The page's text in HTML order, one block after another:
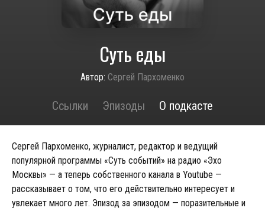
Суть еды
Автор: Сергей Пархоменко
Ссылки Эпизоды О подкасте
Сергей Пархоменко, журналист, редактор и ведущий
популярной программы «Суть событий» на радио «Эхо
Москвы» — а теперь собственного канала в Youtube —
рассказывает о том, что его действительно интересует и
увлекает много лет. Эпизод за эпизодом — поразительные и